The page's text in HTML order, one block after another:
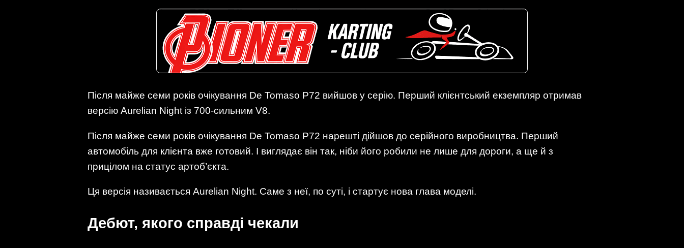
Після майже семи років очікування De Tomaso P72 вийшов у серію. Перший клієнтський екземпляр отримав
версію Aurelian Night із 700-сильним V8.
Після майже семи років очікування De Tomaso P72 нарешті дійшов до серійного виробництва. Перший
автомобіль для клієнта вже готовий. І виглядає він так, ніби його робили не лише для дороги, а ще й з
прицілом на статус артоб’єкта.
Ця версія називається Aurelian Night. Саме з неї, по суті, і стартує нова глава моделі.
Дебют, якого справді чекали